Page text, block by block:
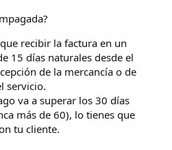
recibir la factura en un
15 días naturales desde el
de la mercancía o de
servicio.
va a superar los 30 días
más de 60), lo tienes que
tu cliente.